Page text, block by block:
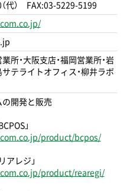
代） FAX:03-5229-5199
所・大阪支店・福岡営業所・岩
サテライトオフィス・柳井ラボ
開発と販売
」
product/bcpos/
アレジ」
product/rearegi/